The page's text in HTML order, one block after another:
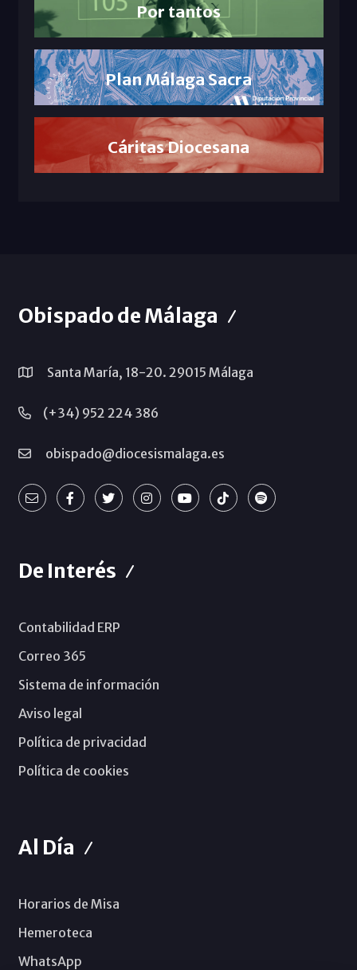
Por tantos
Plan Málaga Sacra
Cáritas Diocesana
Obispado de Málaga
Santa María, 18-20. 29015 Málaga
(+34) 952 224 386
obispado@diocesismalaga.es
De Interés
Contabilidad ERP
Correo 365
Sistema de información
Aviso legal
Política de privacidad
Política de cookies
Al Día
Horarios de Misa
Hemeroteca
WhatsApp